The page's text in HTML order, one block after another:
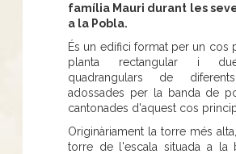
família Mauri durant les
a la Pobla.
És un edifici format per un cos
planta rectangular i
quadrangulars de
adossades per la banda de
cantonades d'aquest cos
Originàriament la torre més
torre de l'escala situada a la